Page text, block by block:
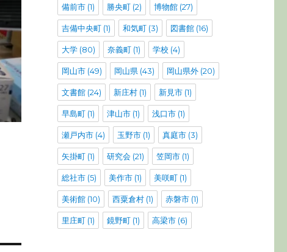
備前市(1) 勝央町(2) 博物館(27)
吉備中央町(1) 和気町(3) 図書館(16)
大学(80) 奈義町(1) 学校 (4)
岡山市(49) 岡山県(43) 岡山県外(20)
文書館(24) 新庄村(1) 新見市(1)
早島町(1) 津山市(1) 浅口市(1)
瀬戸内市(4) 玉野市(1) 真庭市(3)
矢掛町(1) 研究会(21) 笠岡市(1)
総社市(5) 美作市(1) 美咲町(1)
美術館(10) 西粟倉村(1) 赤磐市(1)
里庄町(1) 鏡野町(1) 高梁市(6)